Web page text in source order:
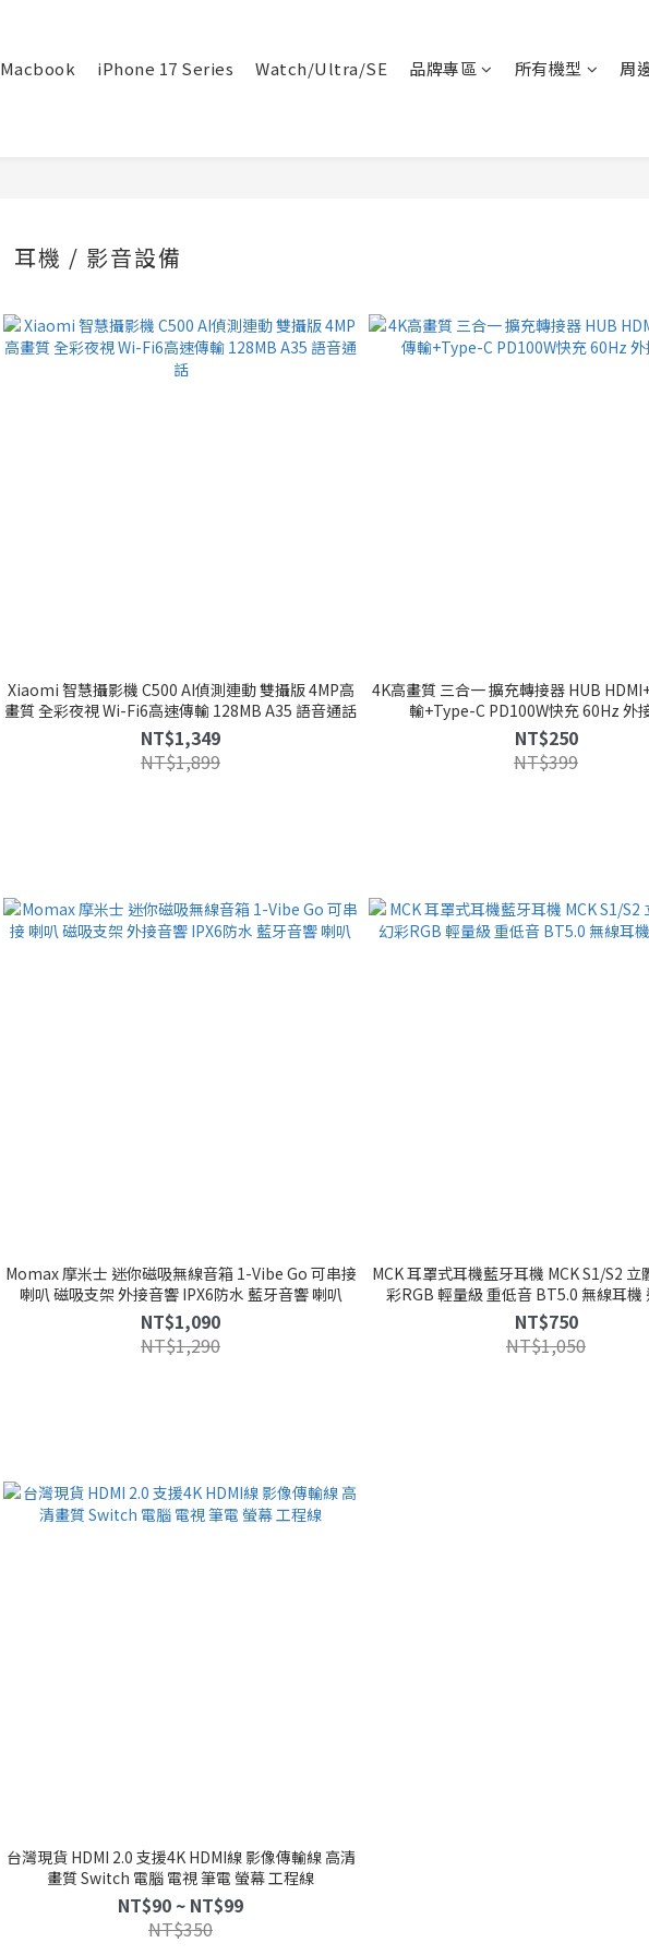
Macbook iPhone 17 Series Watch/Ultra/SE 品牌專區 所有機型
周
耳機 / 影音設備
Xiaomi 智慧攝影機 C500 AI偵測連動 雙攝版 4MP高
畫質 全彩夜視 Wi-Fi6高速傳輸 128MB A35 語音通話
NT$1,349
NT$1,899
4K高畫質 三合一 擴充轉接器 HUB
輸+Type-C PD100W快充 60Hz 外
NT$250
NT$399
Momax 摩米士 迷你磁吸無線音箱 1-Vibe Go 可串接
喇叭 磁吸支架 外接音響 IPX6防水 藍牙音響 喇叭
NT$1,090
NT$1,290
MCK 耳罩式耳機藍牙耳機 MCK S1/S2 立
彩RGB 輕量級 重低音 BT5.0 無線耳機
NT$750
NT$1,050
台灣現貨 HDMI 2.0 支援4K HDMI線 影像傳輸線 高清
畫質 Switch 電腦 電視 筆電 螢幕 工程線
NT$90 ~ NT$99
NT$350